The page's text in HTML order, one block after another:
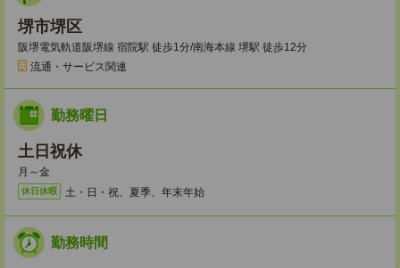
堺市堺区
阪堺電気軌道阪堺線 宿院駅 徒歩1分/南海本線 堺駅 徒歩12分
流通・サービス関連
勤務曜日
土日祝休
月～金
休日休暇 土・日・祝、夏季、年末年始
勤務時間